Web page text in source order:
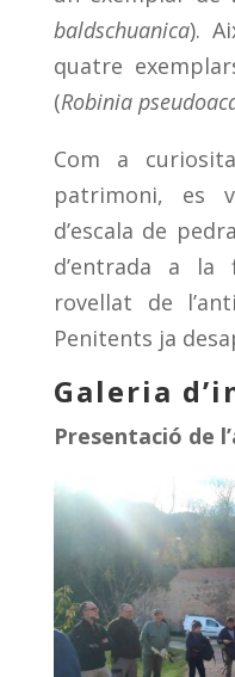
baldschuanica).
quatre
(Robinia
Com a
patrimoni, es
d’escala de
d’entrada a
rovellat de
Penitents ja
Galeria
Presentació de